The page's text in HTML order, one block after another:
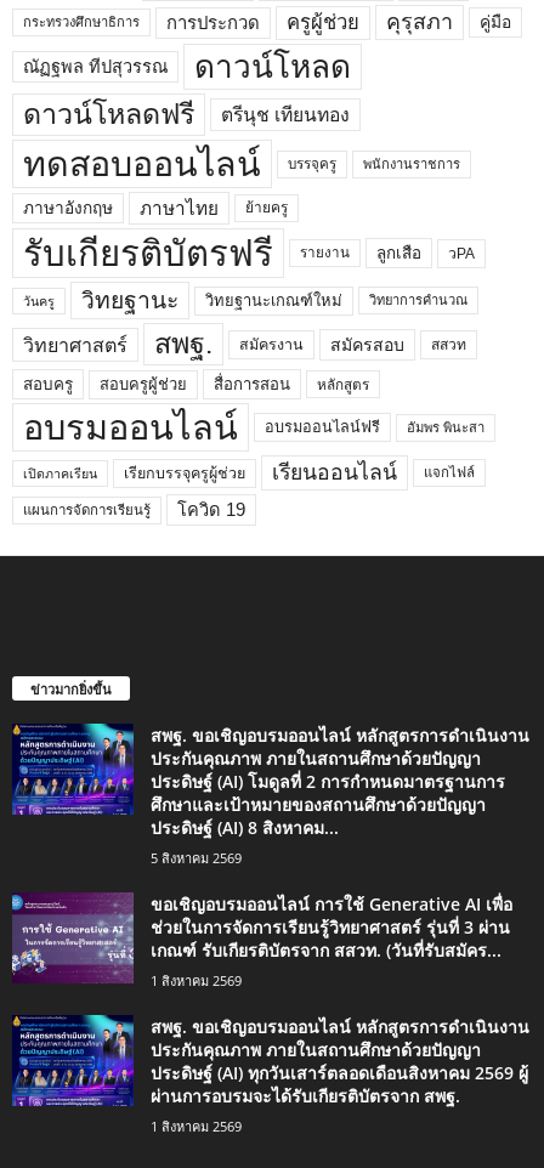
กระทรวงศึกษาธิการ การประกวด ครูผู้ช่วย คุรุสภา คู่มือ
ณัฏฐพล ทีปสุวรรณ ดาวน์โหลด
ดาวน์โหลดฟรี ตรีนุช เทียนทอง
ทดสอบออนไลน์ บรรจุครู พนักงานราชการ
ภาษาอังกฤษ ภาษาไทย ย้ายครู
รับเกียรติบัตรฟรี รายงาน ลูกเสือ วPA
วันครู วิทยฐานะ วิทยฐานะเกณฑ์ใหม่ วิทยาการคำนวณ
วิทยาศาสตร์ สพฐ. สมัครงาน สมัครสอบ สสวท
สอบครู สอบครูผู้ช่วย สื่อการสอน หลักสูตร
อบรมออนไลน์ อบรมออนไลน์ฟรี อัมพร พินะสา
เปิดภาคเรียน เรียกบรรจุครูผู้ช่วย เรียนออนไลน์ แจกไฟล์
แผนการจัดการเรียนรู้ โควิด 19
ข่าวมากยิ่งขึ้น
สพฐ. ขอเชิญอบรมออนไลน์ หลักสูตรการดำเนินงาน
ประกันคุณภาพ ภายในสถานศึกษาด้วยปัญญา
ประดิษฐ์ (AI) โมดูลที่ 2 การกำหนดมาตรฐานการ
ศึกษาและเป้าหมายของสถานศึกษาด้วยปัญญา
ประดิษฐ์ (AI) 8 สิงหาคม...
5 สิงหาคม 2569
ขอเชิญอบรมออนไลน์ การใช้ Generative AI เพื่อ
ช่วยในการจัดการเรียนรู้วิทยาศาสตร์ รุ่นที่ 3 ผ่าน
เกณฑ์ รับเกียรติบัตรจาก สสวท. (วันที่รับสมัคร...
1 สิงหาคม 2569
สพฐ. ขอเชิญอบรมออนไลน์ หลักสูตรการดำเนินงาน
ประกันคุณภาพ ภายในสถานศึกษาด้วยปัญญา
ประดิษฐ์ (AI) ทุกวันเสาร์ตลอดเดือนสิงหาคม 2569 ผู้
ผ่านการอบรมจะได้รับเกียรติบัตรจาก สพฐ.
1 สิงหาคม 2569